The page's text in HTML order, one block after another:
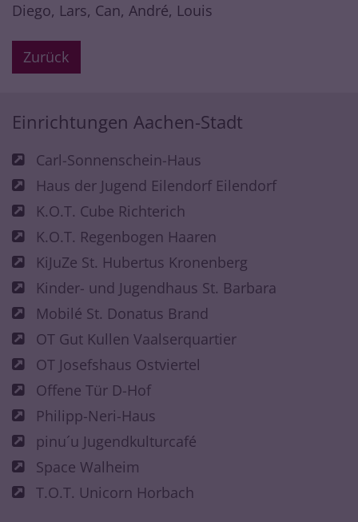
Diego, Lars, Can, André, Louis
Zurück
Einrichtungen Aachen-Stadt
Carl-Sonnenschein-Haus
Haus der Jugend Eilendorf Eilendorf
K.O.T. Cube Richterich
K.O.T. Regenbogen Haaren
KiJuZe St. Hubertus Kronenberg
Kinder- und Jugendhaus St. Barbara
Mobilé St. Donatus Brand
OT Gut Kullen Vaalserquartier
OT Josefshaus Ostviertel
Offene Tür D-Hof
Philipp-Neri-Haus
pinu´u Jugendkulturcafé
Space Walheim
T.O.T. Unicorn Horbach